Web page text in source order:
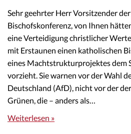
Sehr geehrter Herr Vorsitzender
Bischofskonferenz, von Ihnen
eine Verteidigung christlicher
mit Erstaunen einen katholischen
eines Machtstrukturprojektes dem
vorzieht. Sie warnen vor der Wahl
Deutschland (AfD), nicht vor der
Grünen, die – anders als…
Weiterlesen »